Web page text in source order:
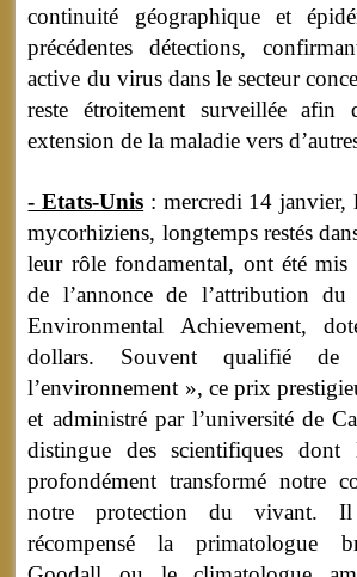
continuité géographique et
précédentes détections,
active du virus dans le secteur
reste étroitement surveillée afin
extension de la maladie vers
- Etats-Unis : mercredi 14 janvier,
mycorhiziens, longtemps restés
leur rôle fondamental, ont été mis
de l’annonce de l’attribution
Environmental Achievement,
dollars. Souvent qualifié
l’environnement », ce prix
et administré par l’université de
distingue des scientifiques
profondément transformé notre
notre protection du vivant. Il
récompensé la primatologue